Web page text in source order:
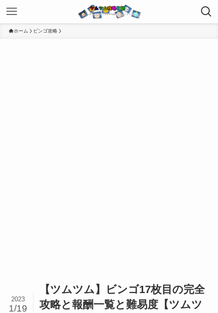
ホーム ビンゴ攻略
【ツムツム】ビンゴ17枚目の完全
攻略と報酬一覧と難易度【ツムツ
2023
1/19